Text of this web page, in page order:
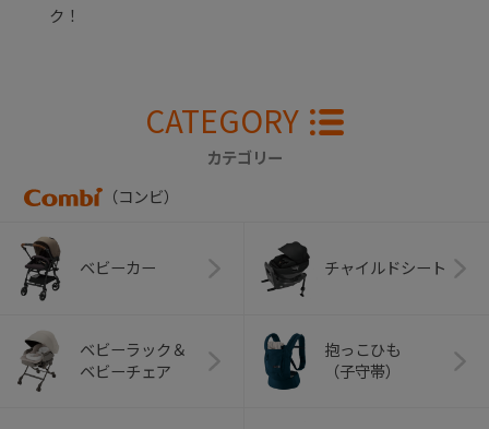
ク！
CATEGORY
カテゴリー
（コンビ）
ベビーカー チャイルドシート
ベビーラック＆
ベビーチェア
抱っこひも
（子守帯）